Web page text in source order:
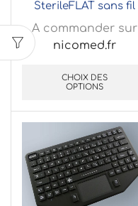
SterileFLAT sans fil
A commander sur
nicomed.fr
CHOIX DES
OPTIONS